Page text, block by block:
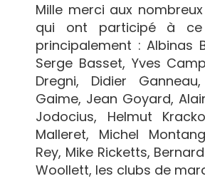
Mille merci aux
qui ont participé à
principalement : Albinas
Serge Basset, Yves
Dregni, Didier
Gaime, Jean Goyard,
Jodocius, Helmut
Malleret, Michel
Rey, Mike Ricketts,
Woollett, les clubs de